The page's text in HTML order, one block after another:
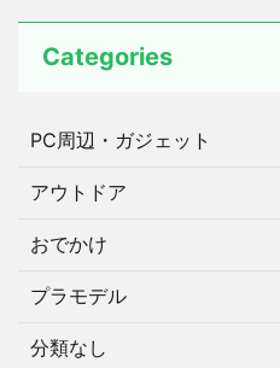
Categories
PC周辺・ガジェット
アウトドア
おでかけ
プラモデル
分類なし